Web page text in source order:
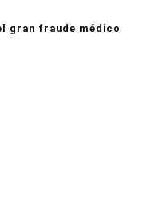
gran fraude médico